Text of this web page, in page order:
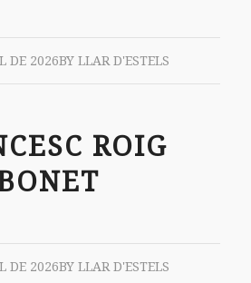
DE 2026BYLLAR D'ESTELS
ROIG
DE 2026BYLLAR D'ESTELS